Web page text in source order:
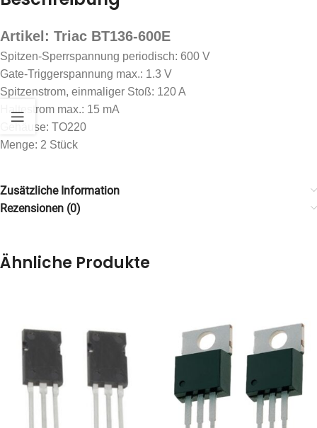
Artikel: Triac BT136-600E
Spitzen-Sperrspannung periodisch: 600 V
Gate-Triggerspannung max.: 1.3 V
Spitzenstrom, einmaliger Stoß: 120 A
Haltestrom max.: 15 mA
Gehäuse: TO220
Menge: 2 Stück
Zusätzliche Information
Rezensionen (0)
Ähnliche Produkte